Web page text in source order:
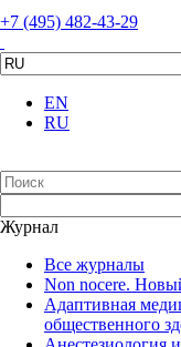
+7 (495) 482-43-29
EN
RU
Журнал
Все журналы
Non nocere.
Адаптивная
общественного